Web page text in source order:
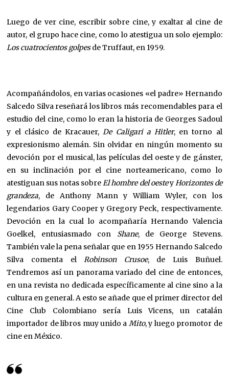
Luego de ver cine, escribir sobre cine, y exaltar al cine de
autor, el grupo hace cine, como lo atestigua un solo ejemplo:
Los cuatrocientos golpesde Truffaut, en 1959.
Acompañándolos, en varias ocasiones «el padre» Hernando
Salcedo Silva reseñará los libros más recomendables para el
estudio del cine, como lo eran la historia de Georges Sadoul
y el clásico de Kracauer,De Caligari a Hitler, en torno al
expresionismo alemán. Sin olvidar en ningún momento su
devoción por el musical, las películas del oeste y de gánster,
en su inclinación por el cine norteamericano, como lo
atestiguan sus notas sobreEl hombre del oesteyHorizontes de
grandeza, de Anthony Mann y William Wyler, con los
legendarios Gary Cooper y Gregory Peck, respectivamente.
Devoción en la cual lo acompañaría Hernando Valencia
Goelkel, entusiasmado con Shane, de George Stevens.
También vale la pena señalar que en 1955 Hernando Salcedo
Silva comenta elRobinson Crusoe, de Luis Buñuel.
Tendremos así un panorama variado del cine de entonces,
en una revista no dedicada específicamente al cine sino a la
cultura en general. A esto se añade que el primer director del
Cine Club Colombiano sería Luis Vicens, un catalán
importador de libros muy unido a Mito, y luego promotor de
cine en México.